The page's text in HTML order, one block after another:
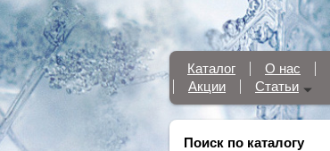
Каталог О нас
Акции
Статьи
Поиск по каталогу